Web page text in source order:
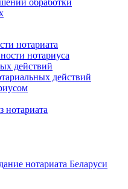
обработки
нотариата
нотариуса
действий
действий
нотариата Беларуси